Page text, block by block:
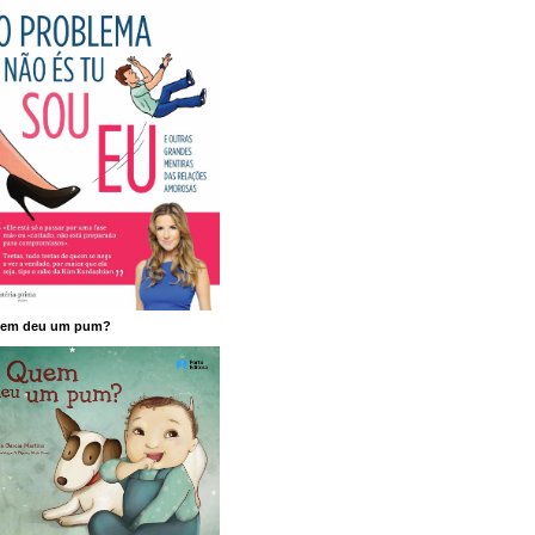
deu um pum?